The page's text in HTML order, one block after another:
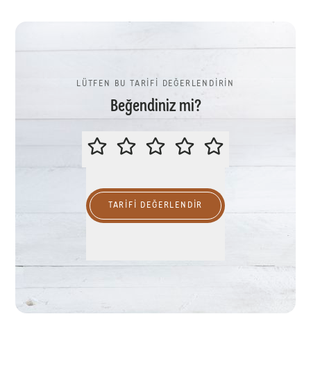
LÜTFEN BU TARİFİ DEĞERLENDİRİN
Beğendiniz mi?
LÜTFEN BU TARİFİ
TARIFI DEĞERLENDİR